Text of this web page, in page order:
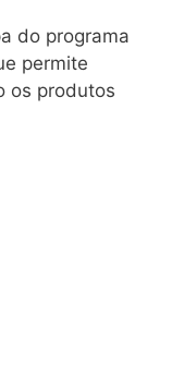
do programa
permite
os produtos